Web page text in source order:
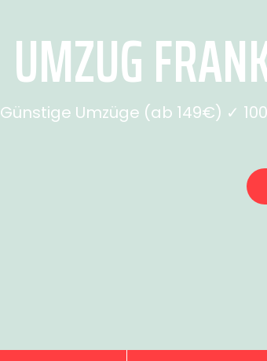
UMZUG
Günstige Umzüge (ab 149€) ✓